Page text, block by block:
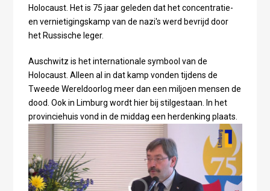
Holocaust. Het is 75 jaar geleden dat het concentratie-
en vernietigingskamp van de nazi's werd bevrijd door
het Russische leger.
Auschwitz is het internationale symbool van de
Holocaust. Alleen al in dat kamp vonden tijdens de
Tweede Wereldoorlog meer dan een miljoen mensen de
dood. Ook in Limburg wordt hier bij stilgestaan. In het
provinciehuis vond in de middag een herdenking plaats.